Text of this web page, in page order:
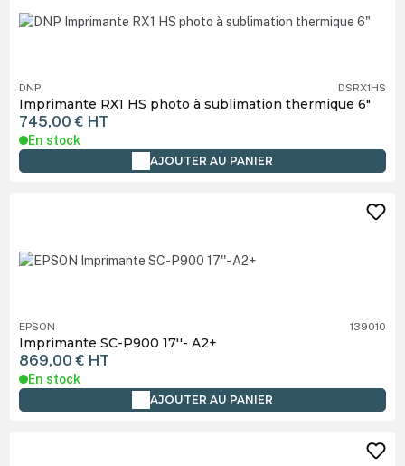
DNP DSRX1HS
Imprimante RX1 HS photo à sublimation thermique 6"
745,00 € HT
En stock
AJOUTER AU PANIER
EPSON 139010
Imprimante SC-P900 17''- A2+
869,00 € HT
En stock
AJOUTER AU PANIER